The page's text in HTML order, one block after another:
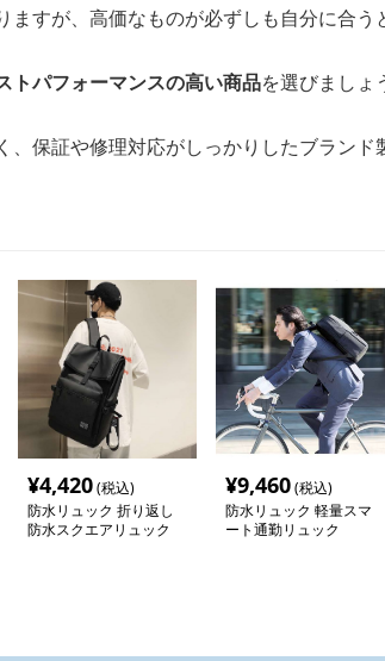
すが、高価なものが必ずしも自分に合う
トパフォーマンスの高い商品を選びましょ
保証や修理対応がしっかりしたブランド
¥4,420(税込)
防水リュック 折り返し
防水スクエアリュック
¥9,460(税込)
防水リュック 軽量スマ
ート通勤リュック